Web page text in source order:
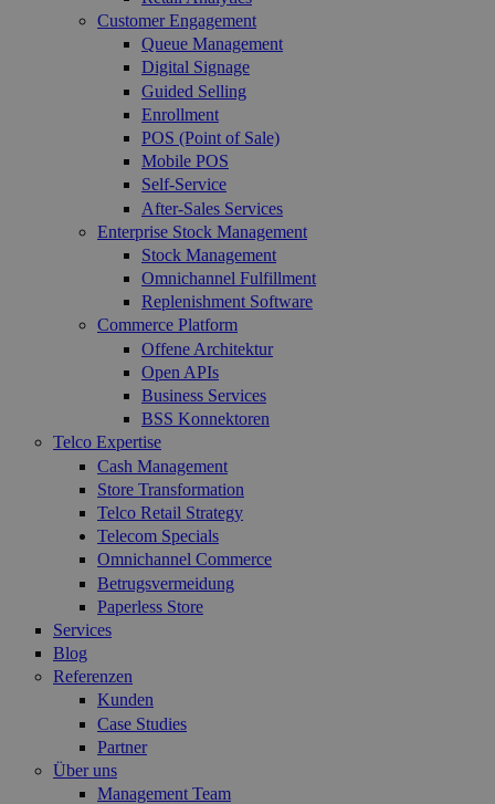
Customer Engagement
Queue Management
Digital Signage
Guided Selling
Enrollment
POS (Point of Sale)
Mobile POS
Self-Service
After-Sales Services
Enterprise Stock Management
Stock Management
Omnichannel Fulfillment
Replenishment Software
Commerce Platform
Offene Architektur
Open APIs
Business Services
BSS Konnektoren
Telco Expertise
Cash Management
Store Transformation
Telco Retail Strategy
Telecom Specials
Omnichannel Commerce
Betrugsvermeidung
Paperless Store
Services
Blog
Referenzen
Kunden
Case Studies
Partner
Über uns
Management Team